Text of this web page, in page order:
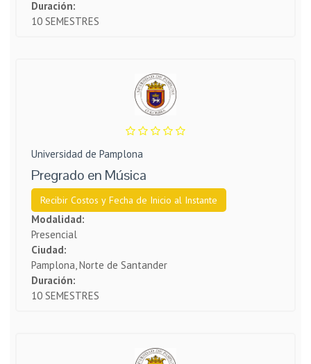
Duración:
10 SEMESTRES
Universidad de Pamplona
Pregrado en Música
Recibir Costos y Fecha de Inicio al Instante
Modalidad:
Presencial
Ciudad:
Pamplona, Norte de Santander
Duración:
10 SEMESTRES